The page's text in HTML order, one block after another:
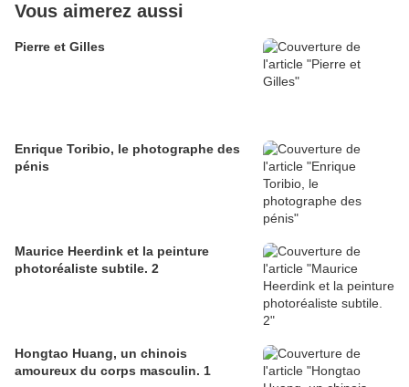
Vous aimerez aussi
Pierre et Gilles
Enrique Toribio, le photographe des
pénis
Maurice Heerdink et la peinture
photoréaliste subtile. 2
Hongtao Huang, un chinois
amoureux du corps masculin. 1